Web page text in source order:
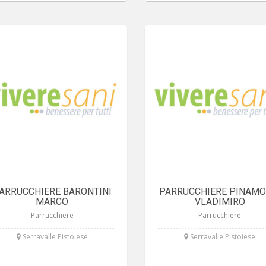
BARONTINI
MARCO
Parrucchiere
Serravalle Pistoiese
PARRUCCHIERE
VLADIMIRO
Parrucchiere
Serravalle Pistoiese